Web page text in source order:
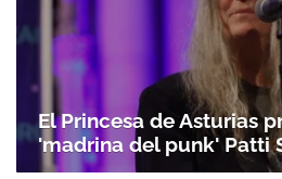
El Princesa de Asturias
'madrina del punk' Patti